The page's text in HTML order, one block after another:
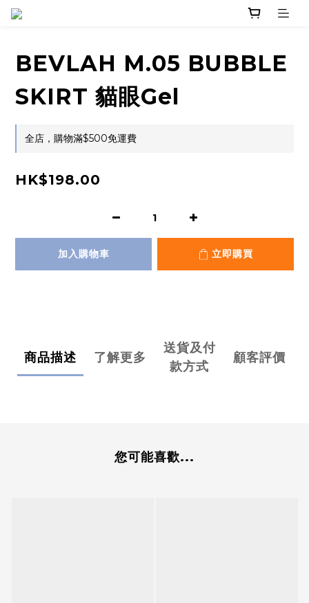
BEVLAH M.05 BUBBLE
SKIRT 貓眼Gel
全店，購物滿$500免運費
HK$198.00
加入購物車 立即購買
商品描述 了解更多
送貨及付
款方式
顧客評價
您可能喜歡...